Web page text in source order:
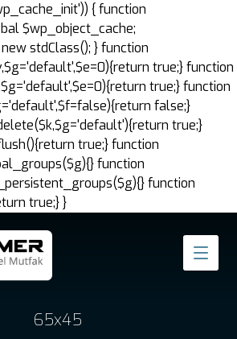
{ function
$wp_object_cache;
stdClass(); } function
true;} function
true;} function
false;}
true;}
true;} function
function
function
true;} }
65x45